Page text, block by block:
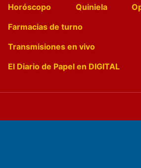
Horóscopo
Quiniela
Farmacias de turno
Transmisiones en vivo
El Diario de Papel en DIGITAL